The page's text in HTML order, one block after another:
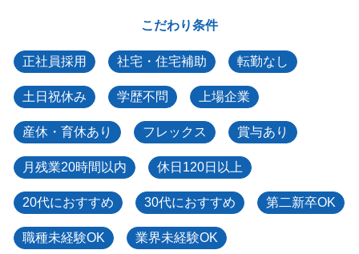
こだわり条件
正社員採用 社宅・住宅補助 転勤なし
土日祝休み 学歴不問 上場企業
産休・育休あり フレックス 賞与あり
月残業20時間以内 休日120日以上
20代におすすめ 30代におすすめ 第二新卒OK
職種未経験OK 業界未経験OK